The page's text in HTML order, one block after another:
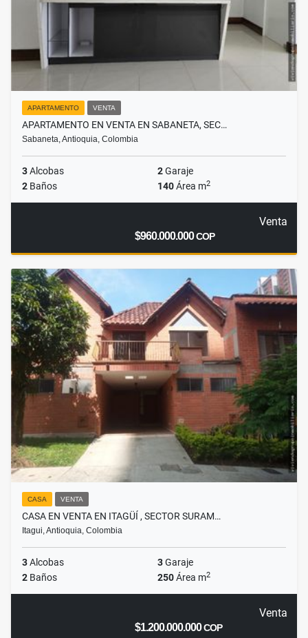
APARTAMENTO VENTA
APARTAMENTO EN VENTA EN SABANETA, SEC…
Sabaneta, Antioquia, Colombia
3Alcobas 2Garaje
2 Baños 140Área m2
Venta
$960.000.000COP
CASA VENTA
CASA EN VENTA EN ITAGÜÍ , SECTOR SURAM…
Itagui, Antioquia, Colombia
3Alcobas 3Garaje
2 Baños 250Área m2
Venta
$1.200.000.000COP